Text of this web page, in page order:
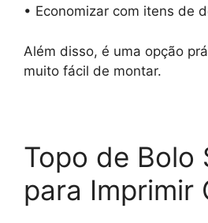
• Economizar com itens de
Além disso, é uma opção
muito fácil de montar.
Topo de Bolo
para Imprimir